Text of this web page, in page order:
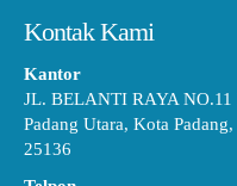
Kontak Kami
Kantor
JL. BELANTI RAYA
Padang Utara, Kota
25136